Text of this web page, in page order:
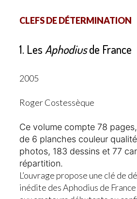
CLEFS DE DÉTERMINATION
1. Les Aphodiusde France
2005
Roger Costessèque
Ce volume compte 78
de 6 planches couleur
photos, 183 dessins et 77
répartition.
L’ouvrage propose une clé de
inédite des Aphodius de